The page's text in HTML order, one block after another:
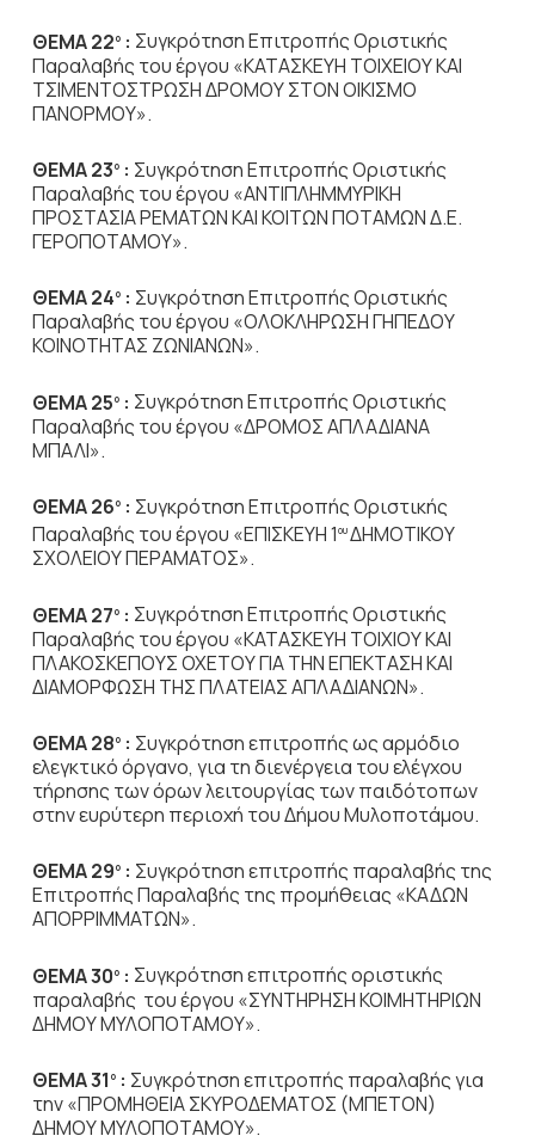
ΘΕΜΑ 22ο: Συγκρότηση Επιτροπής Οριστικής
Παραλαβής του έργου «ΚΑΤΑΣΚΕΥΗ ΤΟΙΧΕΙΟΥ ΚΑΙ
ΤΣΙΜΕΝΤΟΣΤΡΩΣΗ ΔΡΟΜΟΥ ΣΤΟΝ ΟΙΚΙΣΜΟ
ΠΑΝΟΡΜΟΥ».
ΘΕΜΑ 23ο: Συγκρότηση Επιτροπής Οριστικής
Παραλαβής του έργου «ΑΝΤΙΠΛΗΜΜΥΡΙΚΗ
ΠΡΟΣΤΑΣΙΑ ΡΕΜΑΤΩΝ ΚΑΙ ΚΟΙΤΩΝ ΠΟΤΑΜΩΝ Δ.Ε.
ΓΕΡΟΠΟΤΑΜΟΥ».
ΘΕΜΑ 24ο: Συγκρότηση Επιτροπής Οριστικής
Παραλαβής του έργου «ΟΛΟΚΛΗΡΩΣΗ ΓΗΠΕΔΟΥ
ΚΟΙΝΟΤΗΤΑΣ ΖΩΝΙΑΝΩΝ».
ΘΕΜΑ 25ο: Συγκρότηση Επιτροπής Οριστικής
Παραλαβής του έργου «ΔΡΟΜΟΣ ΑΠΛΑΔΙΑΝΑ
ΜΠΑΛΙ».
ΘΕΜΑ 26ο: Συγκρότηση Επιτροπής Οριστικής
Παραλαβής του έργου «ΕΠΙΣΚΕΥΗ 1ουΔΗΜΟΤΙΚΟΥ
ΣΧΟΛΕΙΟΥ ΠΕΡΑΜΑΤΟΣ».
ΘΕΜΑ 27ο: Συγκρότηση Επιτροπής Οριστικής
Παραλαβής του έργου «ΚΑΤΑΣΚΕΥΗ ΤΟΙΧΙΟΥ ΚΑΙ
ΠΛΑΚΟΣΚΕΠΟΥΣ ΟΧΕΤΟΥ ΓΙΑ ΤΗΝ ΕΠΕΚΤΑΣΗ ΚΑΙ
ΔΙΑΜΟΡΦΩΣΗ ΤΗΣ ΠΛΑΤΕΙΑΣ ΑΠΛΑΔΙΑΝΩΝ».
ΘΕΜΑ 28ο: Συγκρότηση επιτροπής ως αρμόδιο
ελεγκτικό όργανο, για τη διενέργεια του ελέγχου
τήρησης των όρων λειτουργίας των παιδότοπων
στην ευρύτερη περιοχή του Δήμου Μυλοποτάμου.
ΘΕΜΑ 29ο: Συγκρότηση επιτροπής παραλαβής της
Επιτροπής Παραλαβής της προμήθειας «ΚΑΔΩΝ
ΑΠΟΡΡΙΜΜΑΤΩΝ».
ΘΕΜΑ 30ο: Συγκρότηση επιτροπής οριστικής
παραλαβής του έργου «ΣΥΝΤΗΡΗΣΗ ΚΟΙΜΗΤΗΡΙΩΝ
ΔΗΜΟΥ ΜΥΛΟΠΟΤΑΜΟΥ».
ΘΕΜΑ 31 ο: Συγκρότηση επιτροπής παραλαβής για
την «ΠΡΟΜΗΘΕΙΑ ΣΚΥΡΟΔΕΜΑΤΟΣ (ΜΠΕΤΟΝ)
ΔΗΜΟΥ ΜΥΛΟΠΟΤΑΜΟΥ».